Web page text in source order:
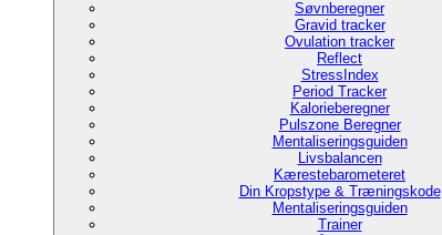
Søvnberegner
Gravid tracker
Ovulation tracker
Reflect
StressIndex
Period Tracker
Kalorieberegner
Pulszone Beregner
Mentaliseringsguiden
Livsbalancen
Kærestebarometeret
Din Kropstype & Træningskode
Mentaliseringsguiden
Trainer